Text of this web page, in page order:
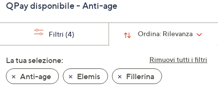
freccia
su
giù
oppure
scorri
a
QPay disponibile - Anti-age
Ordina: Rilevanza
Filtri (4)
Rimuovi tutti i filtri
La tua selezione:
Anti-age
Elemis
Fillerina